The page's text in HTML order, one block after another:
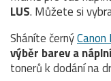
LUS. Můžete si
Sháníte černý
výběr barev a
tonerů k dodání na